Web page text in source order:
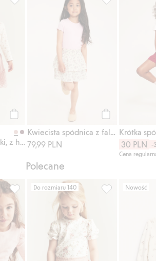
Spódnica z siateczki, z haftem, Dodaj do
79,99 PLN
Kwiecista
30 PLN
-
Cena
Polecane
Prążkowany top z falbanami, Dodaj do
Do rozmiaru 140 Nowość